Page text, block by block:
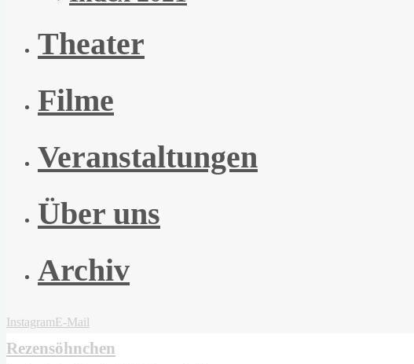
Theater
Filme
Veranstaltungen
Über uns
Archiv
InstagramE-Mail
Rezensöhnchen